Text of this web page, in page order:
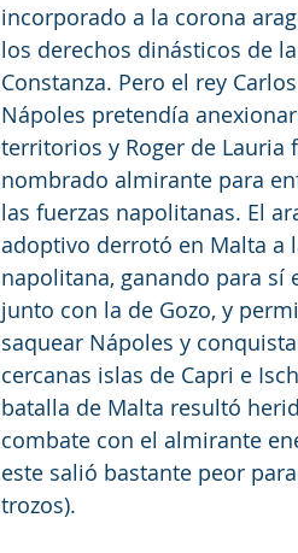
incorporado a la corona
los derechos dinásticos de
Constanza. Pero el rey
Nápoles pretendía
territorios y Roger de Lauria
nombrado almirante para
las fuerzas napolitanas. El
adoptivo derrotó en Malta a
napolitana, ganando para sí
junto con la de Gozo, y
saquear Nápoles y
cercanas islas de Capri e
batalla de Malta resultó
combate con el almirante
este salió bastante peor
trozos).